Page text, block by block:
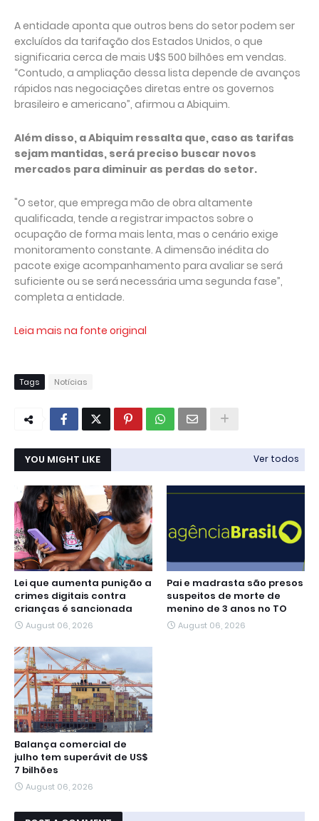
A entidade aponta que outros bens do setor podem ser
excluídos da tarifação dos Estados Unidos, o que
significaria cerca de mais U$S 500 bilhões em vendas.
“Contudo, a ampliação dessa lista depende de avanços
rápidos nas negociações diretas entre os governos
brasileiro e americano”, afirmou a Abiquim.
Além disso, a Abiquim ressalta que, caso as tarifas
sejam mantidas, será preciso buscar novos
mercados para diminuir as perdas do setor.
"O setor, que emprega mão de obra altamente
qualificada, tende a registrar impactos sobre o
ocupação de forma mais lenta, mas o cenário exige
monitoramento constante. A dimensão inédita do
pacote exige acompanhamento para avaliar se será
suficiente ou se será necessária uma segunda fase”,
completa a entidade.
Leia mais na fonte original
Tags Notícias
YOU MIGHT LIKE Ver todos
Lei que aumenta punição a
crimes digitais contra
crianças é sancionada
August 06, 2026
Pai e madrasta são presos
suspeitos de morte de
menino de 3 anos no TO
August 06, 2026
Balança comercial de
julho tem superávit de US$
7 bilhões
August 06, 2026